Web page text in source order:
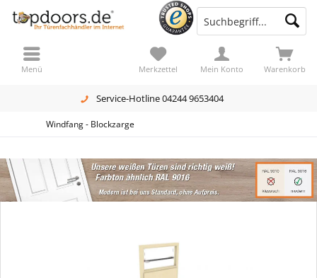
Service-Hotline 04244 9653404
Warenkorb
Merkzettel Mein Konto
Menü
Windfang - Blockzarge